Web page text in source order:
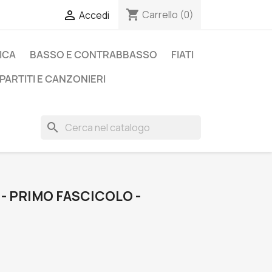
 Accedi shopping_cart Carrello (0)
BASSO E CONTRABBASSO
FIATI
E CANZONIERI
search
PRIMO FASCICOLO -